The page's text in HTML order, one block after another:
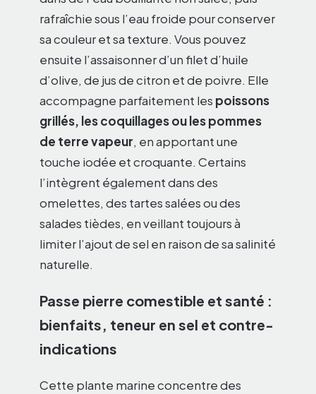
rafraîchie sous l’eau froide pour conserver
sa couleur et sa texture. Vous pouvez
ensuite l’assaisonner d’un filet d’huile
d’olive, de jus de citron et de poivre. Elle
accompagne parfaitement les poissons
grillés, les coquillages ou les pommes
de terre vapeur, en apportant une
touche iodée et croquante. Certains
l’intègrent également dans des
omelettes, des tartes salées ou des
salades tièdes, en veillant toujours à
limiter l’ajout de sel en raison de sa salinité
naturelle.
Passe pierre comestible et santé :
bienfaits, teneur en sel et contre-
indications
Cette plante marine concentre des